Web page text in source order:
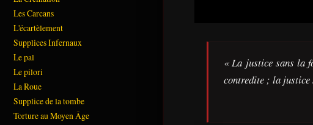
Les Carcans
L'écartèlement
Supplices Infernaux
Le pal
Le pilori
La Roue
Supplice de la tombe
Torture au Moyen Âge
« La justice sans la
contredite ; la justice